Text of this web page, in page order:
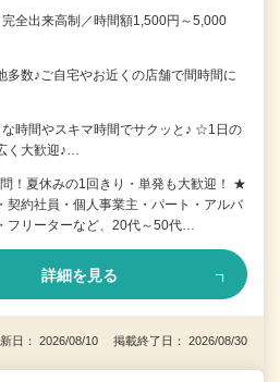
全出来高制／時間額1,500円～5,000
数♪ご自宅やお近くの店舗で間時間に
時間やスキマ時間でサクッと♪ ☆1日の
く大歓迎♪…
！夏休みの1回きり・単発も大歓迎！ ★
契約社員・個人事業主・パート・アルバ
フリーターなど、20代～50代…
詳細を見る
日： 2026/08/10 掲載終了日： 2026/08/30